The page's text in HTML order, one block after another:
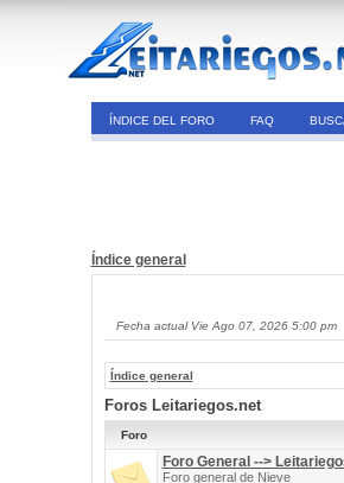
ÍNDICE DEL FORO FAQ
Índice general
Fecha actual Vie Ago 07, 2026 5:00 pm
Índice general
Foros Leitariegos.net
Foro
Foro General -->
Foro general de Nieve